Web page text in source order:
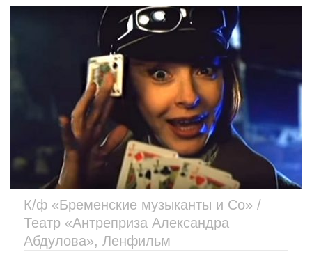
К/ф «Бременские музыканты и Со» /
Театр «Антреприза Александра
Абдулова», Ленфильм